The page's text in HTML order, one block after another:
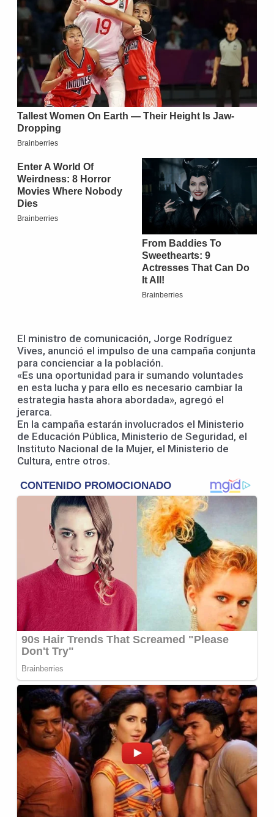
El ministro de comunicación, Jorge Rodríguez
Vives, anunció el impulso de una campaña conjunta
para concienciar a la población.
«Es una oportunidad para ir sumando voluntades
en esta lucha y para ello es necesario cambiar la
estrategia hasta ahora abordada», agregó el
jerarca.
En la campaña estarán involucrados el Ministerio
de Educación Pública, Ministerio de Seguridad, el
Instituto Nacional de la Mujer, el Ministerio de
Cultura, entre otros.